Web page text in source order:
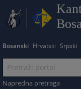
Bosanski Hrvatski Srpski
Napredna pretraga